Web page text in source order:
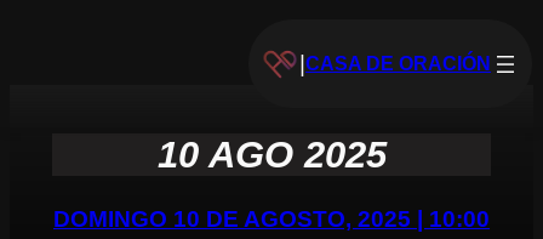
|CASA DE ORACIÓN
10 AGO 2025
DOMINGO 10 DE AGOSTO, 2025 | 10:00